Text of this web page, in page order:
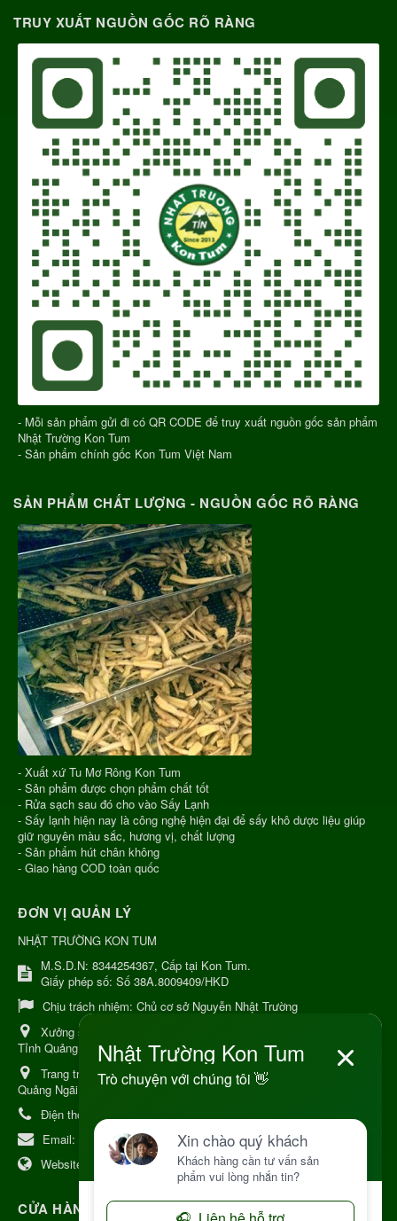
TRUY XUẤT NGUỒN GỐC RÕ RÀNG
- Mỗi sản phẩm gửi đi có QR CODE để truy xuất nguồn gốc sản phẩm
Nhật Trường Kon Tum
- Sản phẩm chính gốc Kon Tum Việt Nam
SẢN PHẨM CHẤT LƯỢNG - NGUỒN GỐC RÕ RÀNG
- Xuất xứ Tu Mơ Rông Kon Tum
- Sản phẩm được chọn phẩm chất tốt
- Rửa sạch sau đó cho vào Sấy Lạnh
- Sấy lạnh hiện nay là công nghệ hiện đại để sấy khô dược liệu giúp
giữ nguyên màu sắc, hương vị, chất lượng
- Sản phẩm hút chân không
- Giao hàng COD toàn quốc
ĐƠN VỊ QUẢN LÝ
NHẬT TRƯỜNG KON TUM
M.S.D.N: 8344254367, Cấp tại Kon Tum.
Giấy phép số: Số 38A.8009409/HKD
Chịu trách nhiệm: Chủ cơ sở Nguyễn Nhật Trường
Xưởng sản xuất:
Tỉnh Quảng Ngải
Trang trại Dược Liệu Hữu Cơ: Khu 37 Hộ Xã Măng Đen Tỉnh
Quảng Ngãi
Điện thoại:
Email:
kinhdoanh@nhattruongkontum.com
Website:
https://www.nhattruongkontum.com
CỬA HÀNG GIỚI THIỆU TẠI NHẬT BẢN